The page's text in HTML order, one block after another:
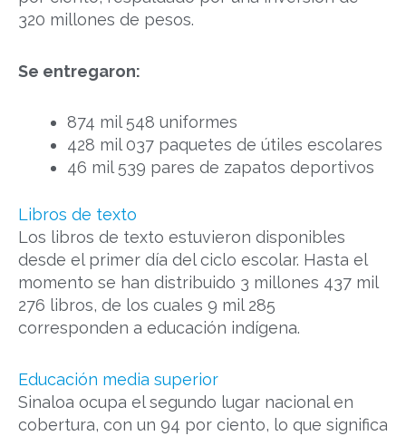
320 millones de pesos.
Se entregaron:
874 mil 548 uniformes
428 mil 037 paquetes de útiles escolares
46 mil 539 pares de zapatos deportivos
Libros de texto
Los libros de texto estuvieron disponibles
desde el primer día del ciclo escolar. Hasta el
momento se han distribuido 3 millones 437 mil
276 libros, de los cuales 9 mil 285
corresponden a educación indígena.
Educación media superior
Sinaloa ocupa el segundo lugar nacional en
cobertura, con un 94 por ciento, lo que significa